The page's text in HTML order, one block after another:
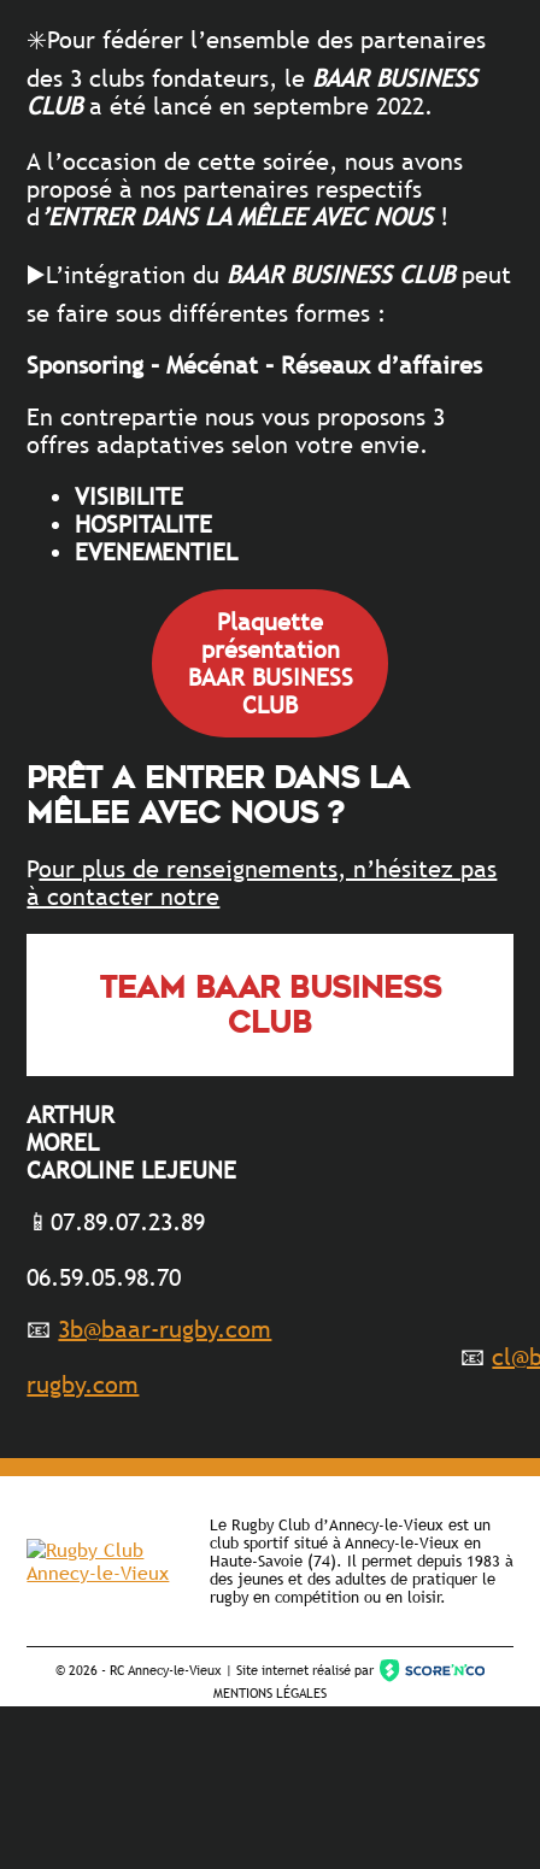
✳️Pour fédérer l’ensemble des partenaires
des 3 clubs fondateurs, le BAAR BUSINESS
CLUBa été lancé en septembre 2022.
A l’occasion de cette soirée, nous avons
proposé à nos partenaires respectifs
d ’ENTRER DANS LA MÊLEE AVEC NOUS!
▶️L’intégration du BAAR BUSINESS CLUBpeut
se faire sous différentes formes :
Sponsoring – Mécénat – Réseaux d’affaires
En contrepartie nous vous proposons 3
offres adaptatives selon votre envie.
VISIBILITE
HOSPITALITE
EVENEMENTIEL
Plaquette
présentation
BAAR BUSINESS
CLUB
PRÊT A ENTRER DANS LA
MÊLEE AVEC NOUS ?
Pour plus de renseignements, n’hésitez pas
à contacter notre
TEAM BAAR BUSINESS
CLUB
ARTHUR
MOREL
CAROLINE LEJEUNE
📱07.89.07.23.89
06.59.05.98.70
📧 3b@baar-rugby.com
📧
rugby.com
Le Rugby Club d’Annecy-le-Vieux est un
club sportif situé à Annecy-le-Vieux en
Haute-Savoie (74). Il permet depuis 1983 à
des jeunes et des adultes de pratiquer le
rugby en compétition ou en loisir.
©2026 - RC Annecy-le-Vieux | Site internet réalisé par
MENTIONS LÉGALES